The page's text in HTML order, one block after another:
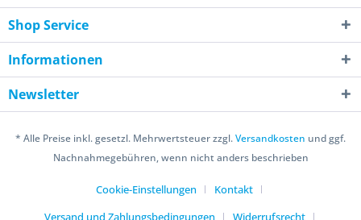
Shop Service
Informationen
Newsletter
* Alle Preise inkl. gesetzl. Mehrwertsteuer zzgl.Versandkosten und ggf.
Nachnahmegebühren, wenn nicht anders beschrieben
Cookie-Einstellungen
Kontakt
Versand und Zahlungsbedingungen
Widerrufsrecht